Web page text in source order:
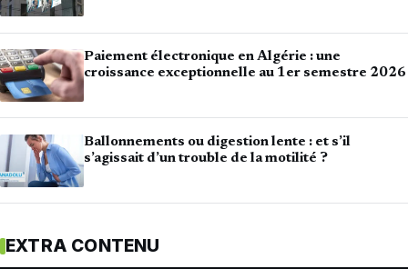
Paiement électronique en Algérie : une
croissance exceptionnelle au 1er semestre 2026
Ballonnements ou digestion lente : et s’il
s’agissait d’un trouble de la motilité ?
EXTRA CONTENU